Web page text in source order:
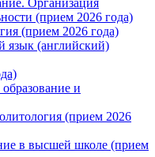
Организация
(прием 2026 года)
(прием 2026 года)
язык (английский)
и
(прием 2026
в высшей школе (прием